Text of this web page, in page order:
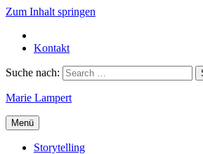
Zum Inhalt springen
Kontakt
Suche nach:
Marie Lampert
Menü
Storytelling